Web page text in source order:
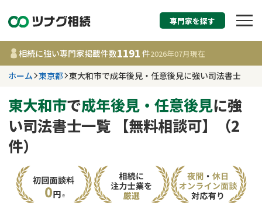
相続税申告・相続手
す
東京都
事務所 1191
相談内容で探す
専門家を探す
相続に強い専門家掲載件数1191 件2026年07月現在
ホーム 東京都 東大和市で成年後見・任意後見に強い司法書士
東大和市で成年後見・任意後見に強
い司法書士一覧 【無料相談可】（2
件）